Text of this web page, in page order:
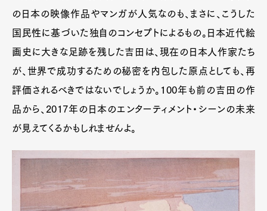
の日本の映像作品やマンガが人気なのも、まさに、こうした
国民性に基づいた独自のコンセプトによるもの。日本近代絵
画史に大きな足跡を残した吉田は、現在の日本人作家たち
が、世界で成功するための秘密を内包した原点としても、再
評価されるべきではないでしょうか。100年も前の吉田の作
品から、2017年の日本のエンターティメント・シーンの未来
が見えてくるかもしれませんよ。